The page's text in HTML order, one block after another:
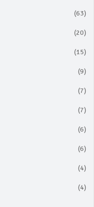
(63)
(20)
(15)
(9)
(7)
(7)
(6)
(6)
(4)
(4)